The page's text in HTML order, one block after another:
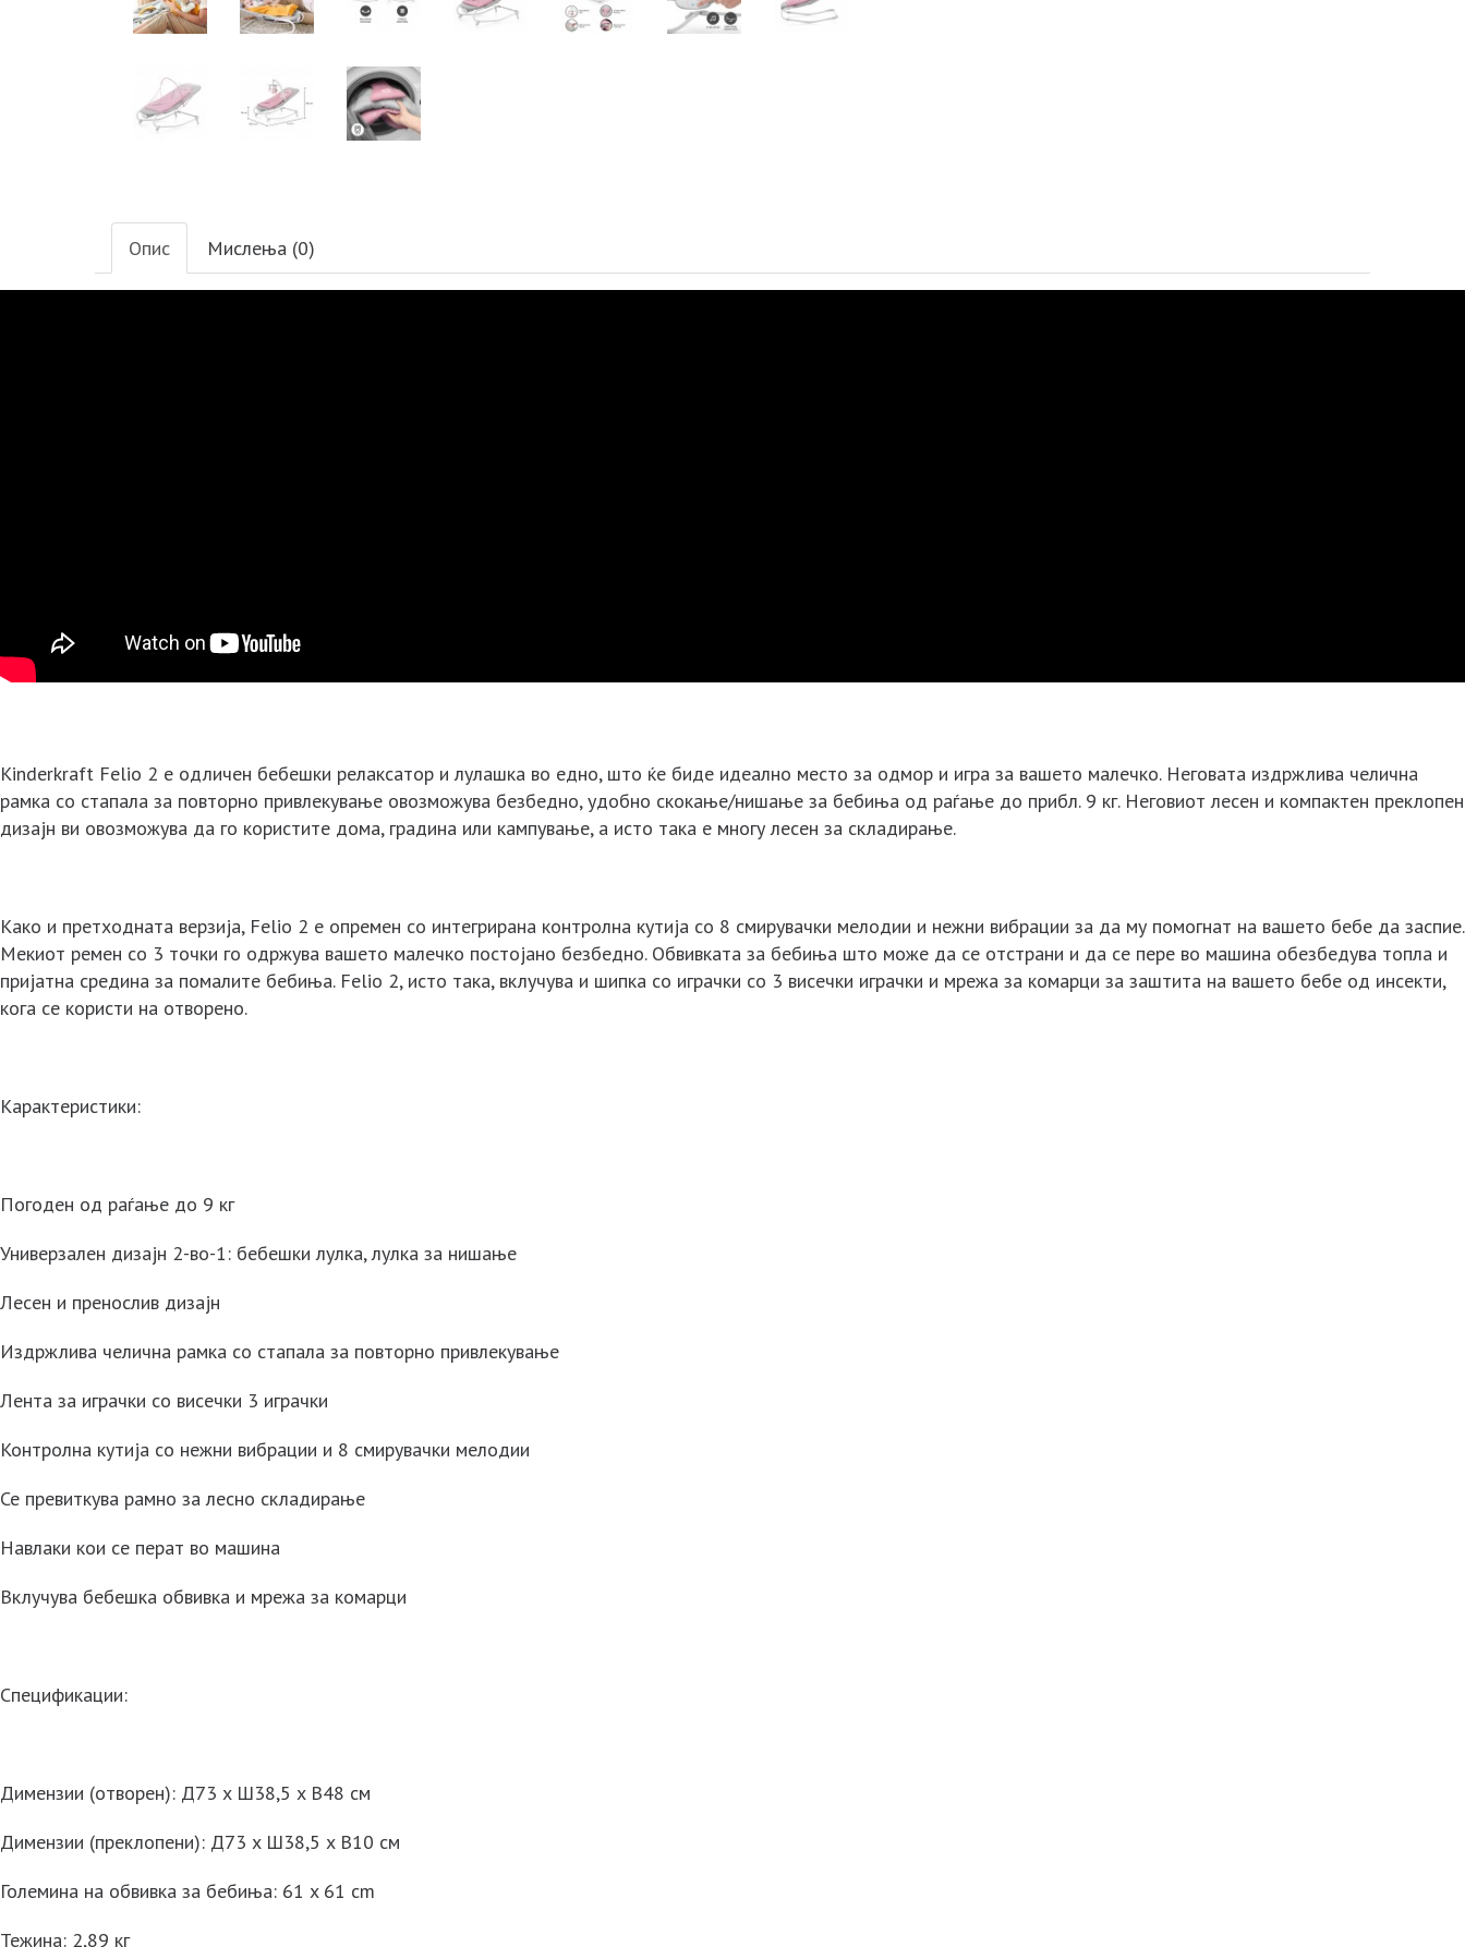
Опис Мислења (0)
Kinderkraft Felio 2 е одличен бебешки релаксатор и лулашка во едно, што ќе биде идеално место за одмор и игра за вашето малечко. Неговата издржлива челична
рамка со стапала за повторно привлекување овозможува безбедно, удобно скокање/нишање за бебиња од раѓање до прибл. 9 кг. Неговиот лесен и компактен преклопен
дизајн ви овозможува да го користите дома, градина или кампување, а исто така е многу лесен за складирање.
Како и претходната верзија, Felio 2 е опремен со интегрирана контролна кутија со 8 смирувачки мелодии и нежни вибрации за да му помогнат на вашето бебе да заспие.
Мекиот ремен со 3 точки го одржува вашето малечко постојано безбедно. Обвивката за бебиња што може да се отстрани и да се пере во машина обезбедува топла и
пријатна средина за помалите бебиња. Felio 2, исто така, вклучува и шипка со играчки со 3 висечки играчки и мрежа за комарци за заштита на вашето бебе од инсекти,
кога се користи на отворено.
Карактеристики:
Погоден од раѓање до 9 кг
Универзален дизајн 2-во-1: бебешки лулка, лулка за нишање
Лесен и пренослив дизајн
Издржлива челична рамка со стапала за повторно привлекување
Лента за играчки со висечки 3 играчки
Контролна кутија со нежни вибрации и 8 смирувачки мелодии
Се превиткува рамно за лесно складирање
Навлаки кои се перат во машина
Вклучува бебешка обвивка и мрежа за комарци
Спецификации:
Димензии (отворен): Д73 x Ш38,5 x В48 см
Димензии (преклопени): Д73 x Ш38,5 x В10 см
Големина на обвивка за бебиња: 61 x 61 cm
Тежина: 2,89 кг